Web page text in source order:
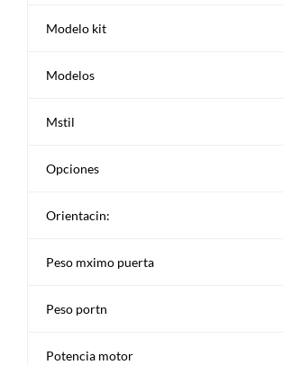
Modelo kit
Modelos
Mstil
Opciones
Orientacin:
Peso mximo puerta
Peso portn
Potencia motor